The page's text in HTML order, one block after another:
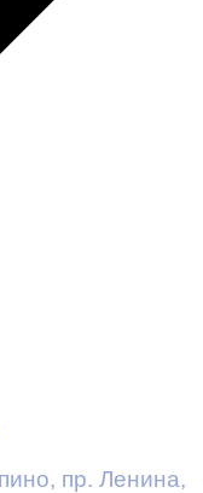
пр. Ленина,